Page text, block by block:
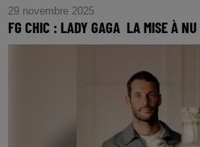
29 novembre 2025
FG CHIC : LADY GAGA LA MISE À
FG CHIC : Lady Gaga La mise